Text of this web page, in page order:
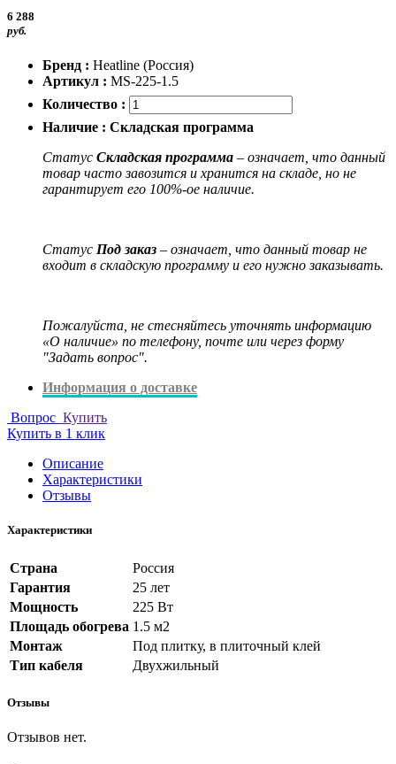
6 288
руб.
Бренд : Heatline (Россия)
Артикул : MS-225-1.5
Количество :
Наличие : Складская программа
Статус Складская программа – означает, что данный
товар часто завозится и хранится на складе, но не
гарантирует его 100%-ое наличие.
Статус Под заказ – означает, что данный товар не
входит в складскую программу и его нужно заказывать.
Пожалуйста, не стесняйтесь уточнять информацию
«О наличие» по телефону, почте или через форму
"Задать вопрос".
Информация о доставке
Вопрос Купить
Купить в 1 клик
Описание
Характеристики
Отзывы
Характеристики
Страна
Россия
Гарантия
25 лет
Мощность
225 Вт
Площадь обогрева 1.5 м2
Монтаж
Под плитку, в плиточный клей
Тип кабеля
Двухжильный
Отзывы
Отзывов нет.